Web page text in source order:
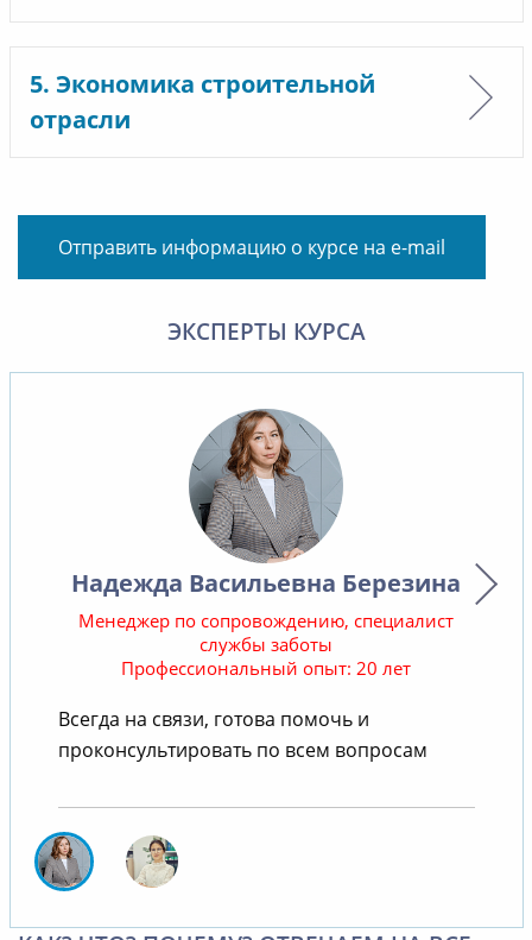
5. Экономика строительной
отрасли
Отправить информацию о курсе на e-mail
ЭКСПЕРТЫ КУРСА
Надежда Васильевна Березина
Менеджер по сопровождению, специалист
службы заботы
Профессиональный опыт: 20 лет
Всегда на связи, готова помочь и
проконсультировать по всем вопросам